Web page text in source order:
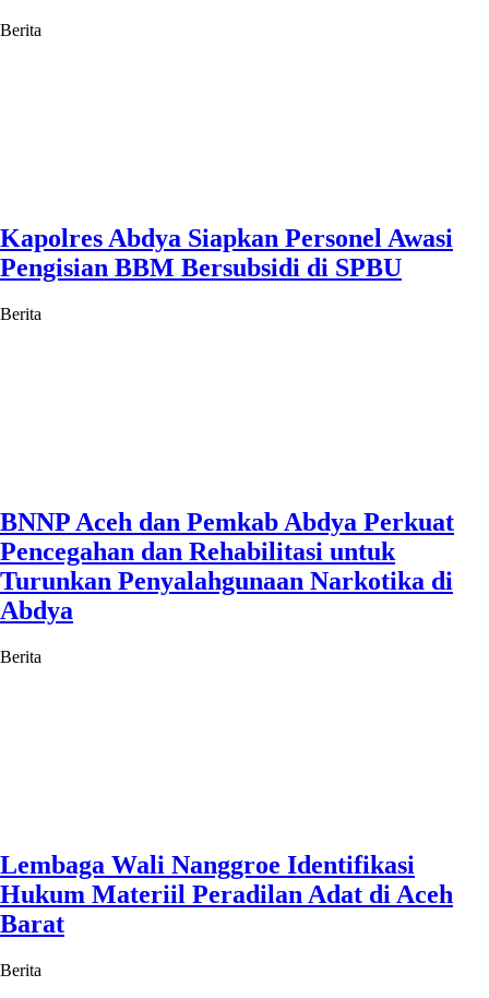
Berita
Kapolres Abdya Siapkan Personel Awasi
Pengisian BBM Bersubsidi di SPBU
Berita
BNNP Aceh dan Pemkab Abdya Perkuat
Pencegahan dan Rehabilitasi untuk
Turunkan Penyalahgunaan Narkotika di
Abdya
Berita
Lembaga Wali Nanggroe Identifikasi
Hukum Materiil Peradilan Adat di Aceh
Barat
Berita